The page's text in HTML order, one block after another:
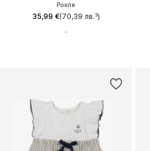
Рокля
35,99 €(70,39 лв.³)